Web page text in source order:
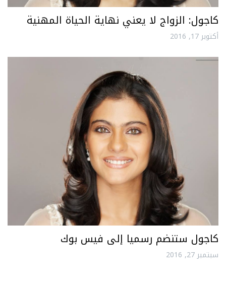
كاجول: الزواج لا يعني نهاية الحياة المهنية
أكتوبر 17, 2016
كاجول ستنضم رسميا إلى فيس بوك
سبتمبر 27, 2016